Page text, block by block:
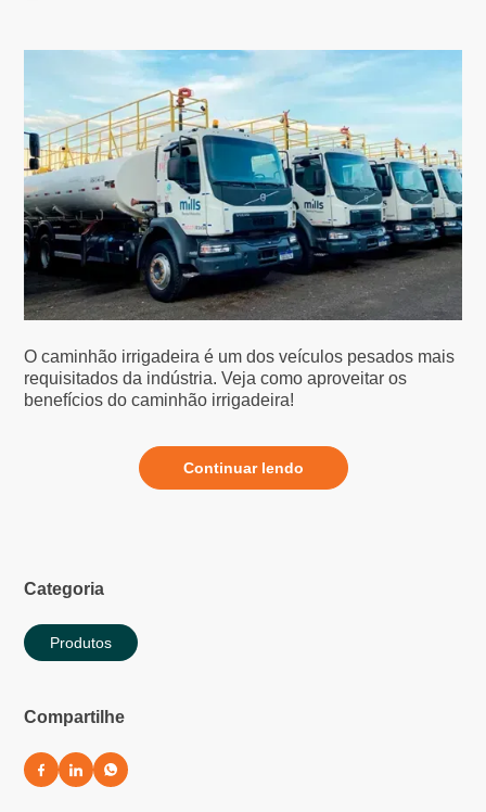
Categoria
Produtos
Compartilhe
O caminhão irrigadeira é um dos veículos pesados mais
requisitados da indústria. Veja como aproveitar os
benefícios do caminhão irrigadeira!
Continuar lendo